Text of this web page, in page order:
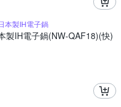
本製IH電子鍋
製IH電子鍋(NW-QAF18)(快)